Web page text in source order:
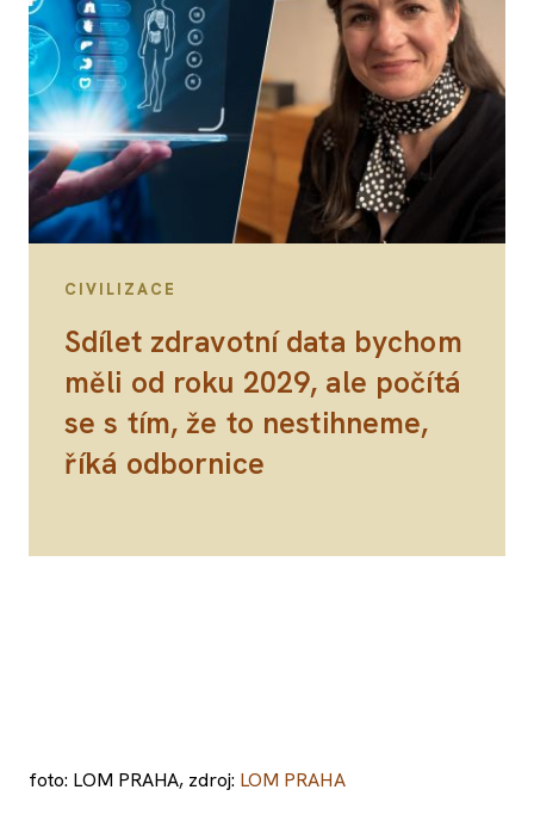
CIVILIZACE
Sdílet zdravotní data bychom
měli od roku 2029, ale počítá
se s tím, že to nestihneme,
říká odbornice
foto: LOM PRAHA, zdroj: LOM PRAHA